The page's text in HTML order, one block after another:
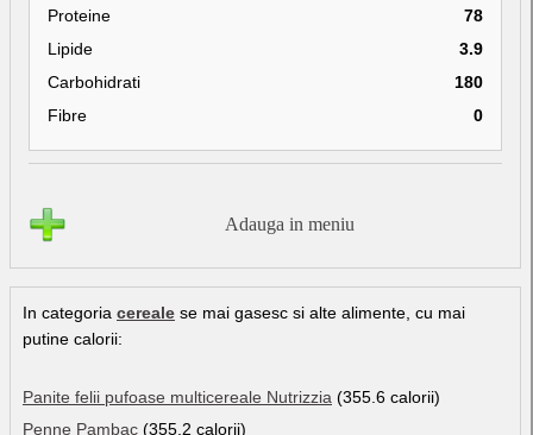
Proteine
78
Lipide
3.9
Carbohidrati
180
Fibre
0
Adauga in meniu
In categoria cereale se mai gasesc si alte alimente, cu mai
putine calorii:
Panite felii pufoase multicereale Nutrizzia (355.6 calorii)
Penne Pambac (355.2 calorii)